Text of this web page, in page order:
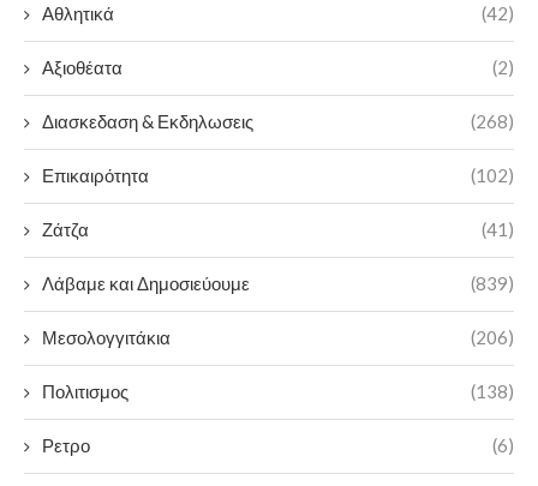
Αθλητικά (42)
Αξιοθέατα (2)
Διασκεδαση & Εκδηλωσεις (268)
Επικαιρότητα (102)
Ζάτζα (41)
Λάβαμε και Δημοσιεύουμε (839)
Μεσολογγιτάκια (206)
Πολιτισμος (138)
Ρετρο (6)